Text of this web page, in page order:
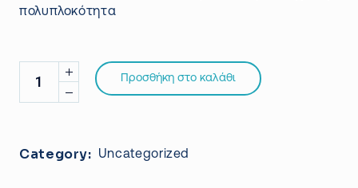
πολυπλοκότητα
Προσθήκη στο καλάθι
Category: Uncategorized